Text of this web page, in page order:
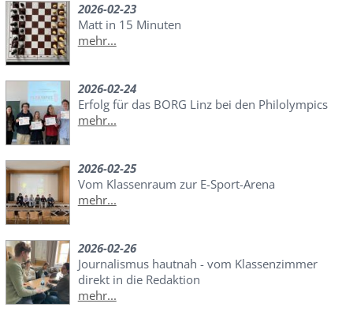
2026-02-23
Matt in 15 Minuten
mehr...
2026-02-24
Erfolg für das BORG Linz bei den Philolympics
mehr...
2026-02-25
Vom Klassenraum zur E-Sport-Arena
mehr...
2026-02-26
Journalismus hautnah - vom Klassenzimmer
direkt in die Redaktion
mehr...